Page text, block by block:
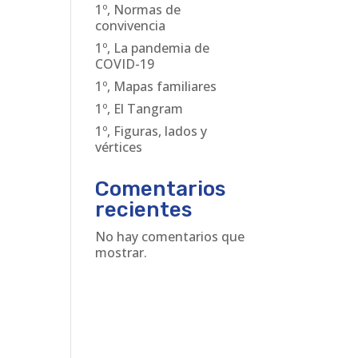
1º, Normas de
convivencia
1º, La pandemia de
COVID-19
1º, Mapas familiares
1º, El Tangram
1º, Figuras, lados y
vértices
Comentarios
recientes
No hay comentarios que
mostrar.